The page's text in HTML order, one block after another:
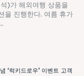
)가 해외여행 상품을
을 진행한다. 여름 휴가
‘럭키드로우’ 이벤트 고객